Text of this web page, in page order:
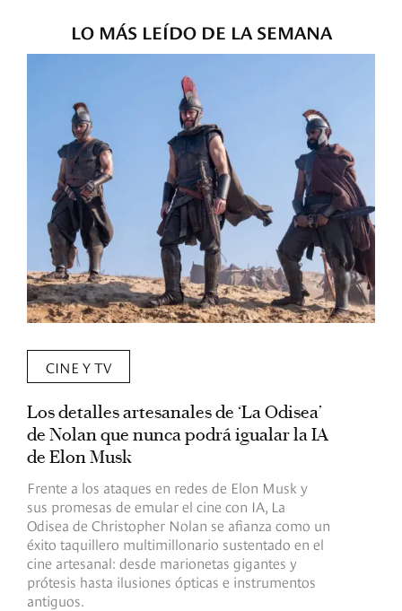
LO MÁS LEÍDO DE LA SEMANA
CINE Y TV
Los detalles artesanales de ‘La Odisea’
de Nolan que nunca podrá igualar la IA
de Elon Musk
Frente a los ataques en redes de Elon Musk y
sus promesas de emular el cine con IA, La
Odisea de Christopher Nolan se afianza como un
éxito taquillero multimillonario sustentado en el
cine artesanal: desde marionetas gigantes y
prótesis hasta ilusiones ópticas e instrumentos
antiguos.